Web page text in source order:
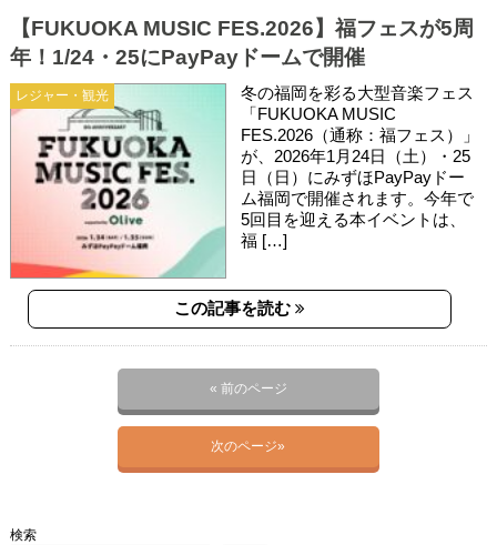
レジャー・観光
【FUKUOKA MUSIC FES.2026】福フェスが5周
年！1/24・25にPayPayドームで開催
冬の福岡を彩る大型音楽フェス
「FUKUOKA MUSIC
FES.2026（通称：福フェス）」
が、2026年1月24日（土）・25
日（日）にみずほPayPayドー
ム福岡で開催されます。今年で
5回目を迎える本イベントは、
福 […]
この記事を読む
« 前のページ
次のページ»
検索